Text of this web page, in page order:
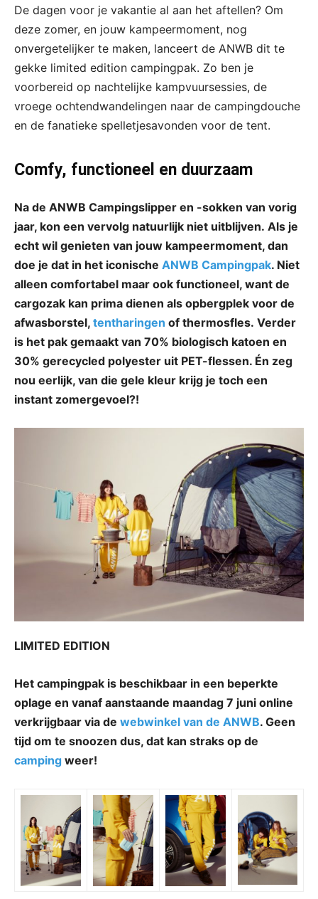
De dagen voor je vakantie al aan het aftellen? Om
deze zomer, en jouw kampeermoment, nog
onvergetelijker te maken, lanceert de ANWB dit te
gekke limited edition campingpak. Zo ben je
voorbereid op nachtelijke kampvuursessies, de
vroege ochtendwandelingen naar de campingdouche
en de fanatieke spelletjesavonden voor de tent.
Comfy, functioneel en duurzaam
Na de ANWB Campingslipper en -sokken van vorig
jaar, kon een vervolg natuurlijk niet uitblijven. Als je
echt wil genieten van jouw kampeermoment, dan
doe je dat in het iconische ANWB Campingpak. Niet
alleen comfortabel maar ook functioneel, want de
cargozak kan prima dienen als opbergplek voor de
afwasborstel, tentharingen of thermosfles. Verder
is het pak gemaakt van 70% biologisch katoen en
30% gerecycled polyester uit PET-flessen. Én zeg
nou eerlijk, van die gele kleur krijg je toch een
instant zomergevoel?!
LIMITED EDITION
Het campingpak is beschikbaar in een beperkte
oplage en vanaf aanstaande maandag 7 juni online
verkrijgbaar via de webwinkel van de ANWB. Geen
tijd om te snoozen dus, dat kan straks op de
camping weer!